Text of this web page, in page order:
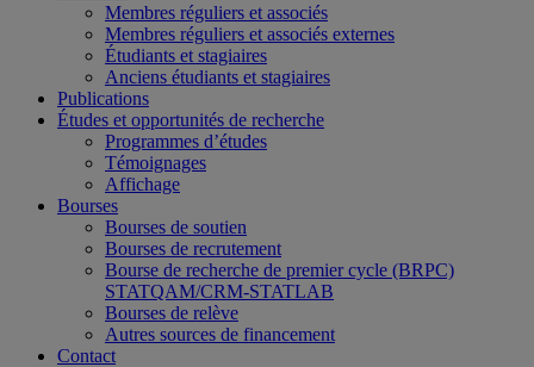
Membres réguliers et associés
Membres réguliers et associés externes
Étudiants et stagiaires
Anciens étudiants et stagiaires
Publications
Études et opportunités de recherche
Programmes d’études
Témoignages
Affichage
Bourses
Bourses de soutien
Bourses de recrutement
Bourse de recherche de premier cycle (BRPC)
STATQAM/CRM-STATLAB
Bourses de relève
Autres sources de financement
Contact